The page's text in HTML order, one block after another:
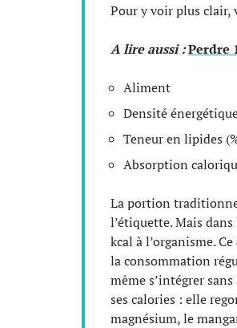
Pour y voir plus clair,
A lire aussi :Perdre
Aliment
Densité
Teneur en lipides
Absorption
La portion
l’étiquette. Mais
kcal à l’organisme.
la consommation
même s’intégrer
ses calories : elle
magnésium, le